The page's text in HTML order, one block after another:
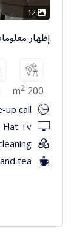
إظهار
200 m
2
up call
Flat Tv
tea